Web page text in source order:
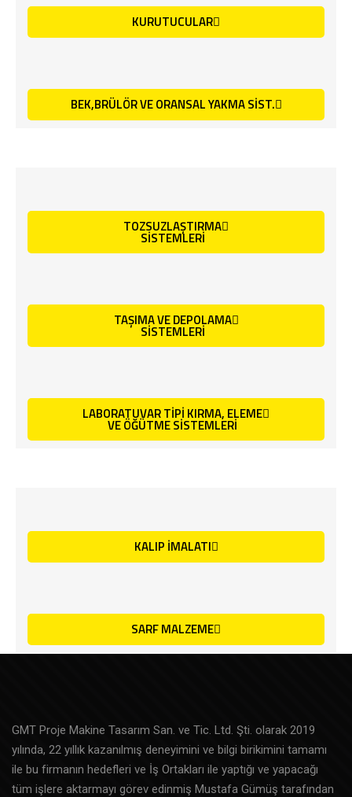
KURUTUCULAR
BEK,BRÜLÖR VE ORANSAL YAKMA SİST.
TOZSUZLAŞTIRMA
SİSTEMLERİ
TAŞIMA VE DEPOLAMA
SİSTEMLERİ
LABORATUVAR TİPİ KIRMA, ELEME
VE ÖĞÜTME SİSTEMLERİ
KALIP İMALATI
SARF MALZEME
GMT Proje Makine Tasarım San. ve Tic. Ltd. Şti. olarak 2019
yılında, 22 yıllık kazanılmış deneyimini ve bilgi birikimini tamamı
ile bu firmanın hedefleri ve İş Ortakları ile yaptığı ve yapacağı
tüm işlere aktarmayı görev edinmiş Mustafa Gümüş tarafından